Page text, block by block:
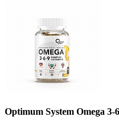
Optimum System Omega 3-